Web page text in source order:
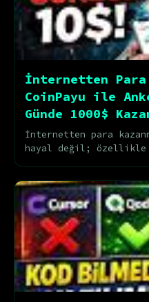
İnternetten Para
CoinPayu ile
Günde 1000$
İnternetten para
hayal değil; özellikle